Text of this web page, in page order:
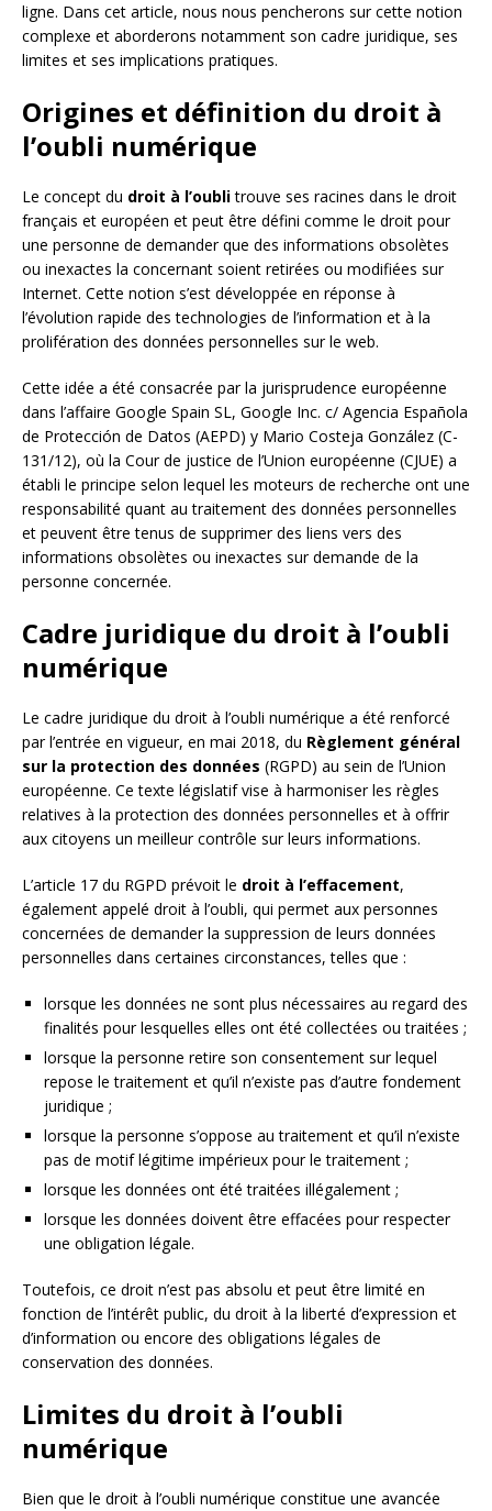
ligne. Dans cet article, nous nous pencherons sur cette notion
complexe et aborderons notamment son cadre juridique, ses
limites et ses implications pratiques.
Origines et définition du droit à
l’oubli numérique
Le concept du droit à l’oublitrouve ses racines dans le droit
français et européen et peut être défini comme le droit pour
une personne de demander que des informations obsolètes
ou inexactes la concernant soient retirées ou modifiées sur
Internet. Cette notion s’est développée en réponse à
l’évolution rapide des technologies de l’information et à la
prolifération des données personnelles sur le web.
Cette idée a été consacrée par la jurisprudence européenne
dans l’affaire Google Spain SL, Google Inc. c/ Agencia Española
de Protección de Datos (AEPD) y Mario Costeja González (C-
131/12), où la Cour de justice de l’Union européenne (CJUE) a
établi le principe selon lequel les moteurs de recherche ont une
responsabilité quant au traitement des données personnelles
et peuvent être tenus de supprimer des liens vers des
informations obsolètes ou inexactes sur demande de la
personne concernée.
Cadre juridique du droit à l’oubli
numérique
Le cadre juridique du droit à l’oubli numérique a été renforcé
par l’entrée en vigueur, en mai 2018, du Règlement général
sur la protection des données (RGPD) au sein de l’Union
européenne. Ce texte législatif vise à harmoniser les règles
relatives à la protection des données personnelles et à offrir
aux citoyens un meilleur contrôle sur leurs informations.
L’article 17 du RGPD prévoit le droit à l’effacement,
également appelé droit à l’oubli, qui permet aux personnes
concernées de demander la suppression de leurs données
personnelles dans certaines circonstances, telles que :
lorsque les données ne sont plus nécessaires au regard des
finalités pour lesquelles elles ont été collectées ou traitées ;
lorsque la personne retire son consentement sur lequel
repose le traitement et qu’il n’existe pas d’autre fondement
juridique ;
lorsque la personne s’oppose au traitement et qu’il n’existe
pas de motif légitime impérieux pour le traitement ;
lorsque les données ont été traitées illégalement ;
lorsque les données doivent être effacées pour respecter
une obligation légale.
Toutefois, ce droit n’est pas absolu et peut être limité en
fonction de l’intérêt public, du droit à la liberté d’expression et
d’information ou encore des obligations légales de
conservation des données.
Limites du droit à l’oubli
numérique
Bien que le droit à l’oubli numérique constitue une avancée